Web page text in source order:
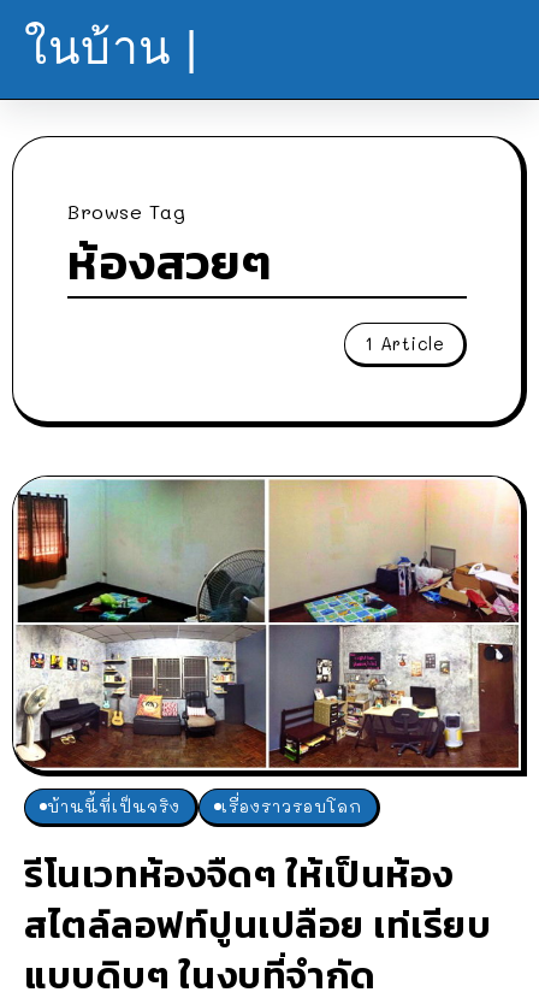
ในบ้าน |
Browse Tag
ห้องสวยๆ
1 Article
บ้านนี้ที่เป็นจริง เรื่องราวรอบโลก
รีโนเวทห้องจืดๆ ให้เป็นห้อง
สไตล์ลอฟท์ปูนเปลือย เท่เรียบ
แบบดิบๆ ในงบที่จำกัด